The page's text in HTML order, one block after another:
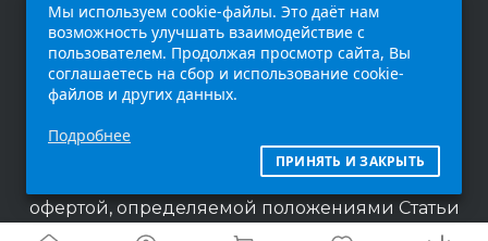
интернет-сайт (
исключительно информационный характер и
ни при каких условиях не является публичной
офертой, определяемой положениями Статьи
437 п.2 Гражданского кодекса Российской
Мы используем cookie-файлы. Это даёт нам
возможность улучшать взаимодействие с
пользователем. Продолжая просмотр сайта, Вы
соглашаетесь на сбор и использование cookie-
файлов и других данных.
Подробнее
ПРИНЯТЬ И ЗАКРЫТЬ